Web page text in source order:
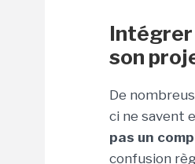
Intégrer
son
De
ci ne savent
pas un
confusion